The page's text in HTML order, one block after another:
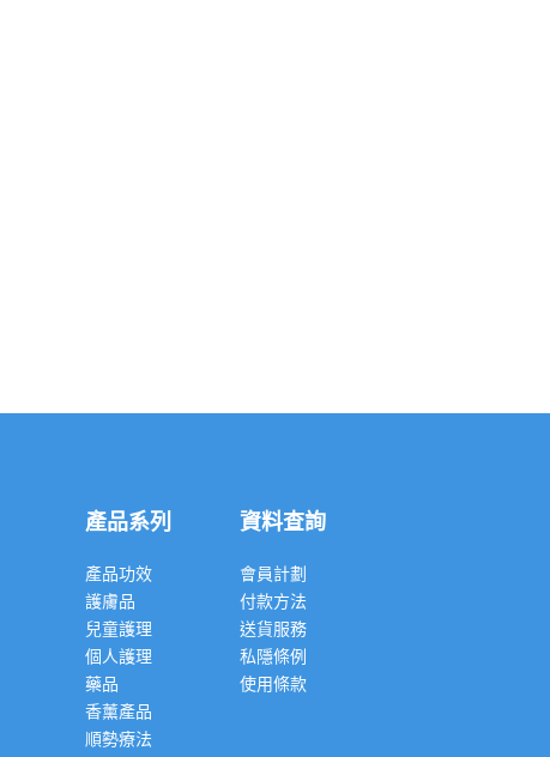
產品系列
產品功效
護膚品
兒童護理
個人護理
藥品
香薰產品
順勢療法
資料查詢
會員計劃
付款方法
送貨服務
私隱條例
使用條款